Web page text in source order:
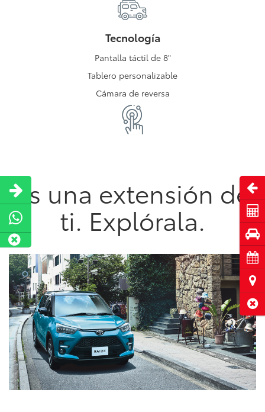
Tecnología
Pantalla táctil de 8"
Tablero personalizable
Cámara de reversa
Es una extensión de
ti. Explórala.